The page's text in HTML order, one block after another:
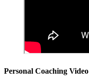
Personal Coaching Video